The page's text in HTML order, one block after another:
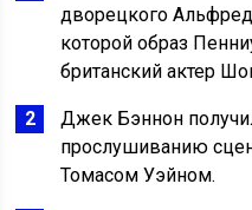
дворецкого
которой образ
британский актер
Джек Бэннон
прослушиванию
Томасом Уэйном.